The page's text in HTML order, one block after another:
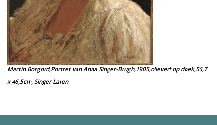
Martin Borgord,Portret van Anna Singer-Brugh,1905,olieverf op doek,55,7
x 46,5cm, Singer Laren